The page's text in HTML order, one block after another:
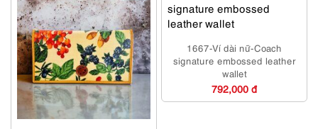
1667-Ví dài nữ-Coach
signature embossed leather
wallet
792,000 đ